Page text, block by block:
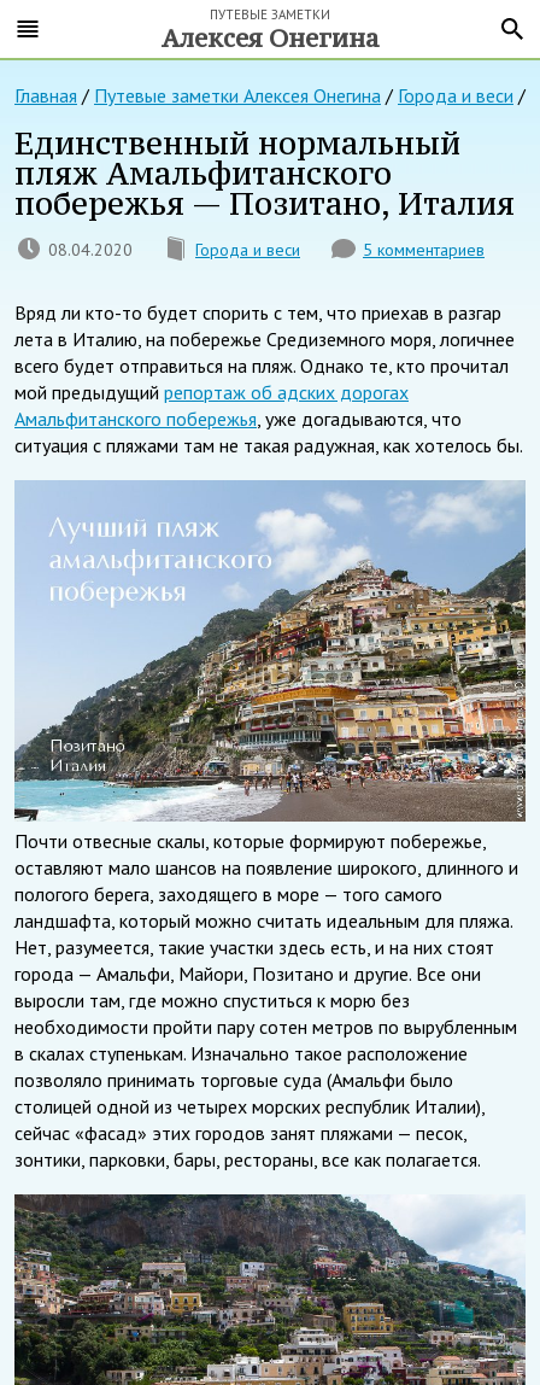
ПУТЕВЫЕ ЗАМЕТКИ
Алексея Онегина
Главная / Путевые заметки Алексея Онегина / Города и веси /
Единственный нормальный
пляж Амальфитанского
побережья — Позитано, Италия
08.04.2020 Города и веси 5 комментариев
Вряд ли кто-то будет спорить с тем, что приехав в разгар
лета в Италию, на побережье Средиземного моря, логичнее
всего будет отправиться на пляж. Однако те, кто прочитал
мой предыдущий репортаж об адских дорогах
Амальфитанского побережья, уже догадываются, что
ситуация с пляжами там не такая радужная, как хотелось бы.
Почти отвесные скалы, которые формируют побережье,
оставляют мало шансов на появление широкого, длинного и
пологого берега, заходящего в море — того самого
ландшафта, который можно считать идеальным для пляжа.
Нет, разумеется, такие участки здесь есть, и на них стоят
города — Амальфи, Майори, Позитано и другие. Все они
выросли там, где можно спуститься к морю без
необходимости пройти пару сотен метров по вырубленным
в скалах ступенькам. Изначально такое расположение
позволяло принимать торговые суда (Амальфи было
столицей одной из четырех морских республик Италии),
сейчас «фасад» этих городов занят пляжами — песок,
зонтики, парковки, бары, рестораны, все как полагается.